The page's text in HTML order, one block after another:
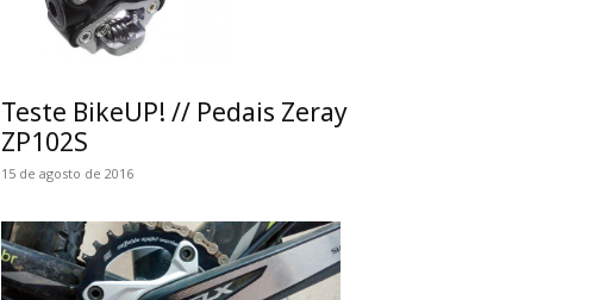
Teste BikeUP! // Pedais Zeray
ZP102S
15 de agosto de 2016